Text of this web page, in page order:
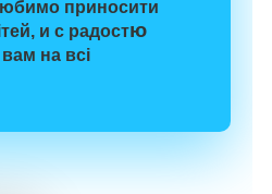
приносити
, и с радостю
на всі